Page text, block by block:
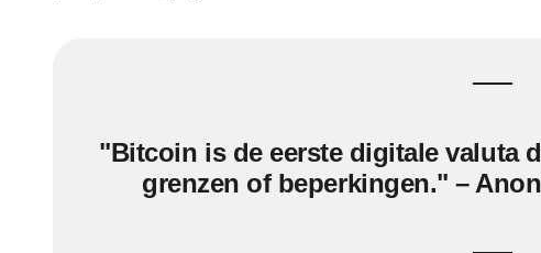
"Bitcoin is de eerste digitale valuta
grenzen of beperkingen." –